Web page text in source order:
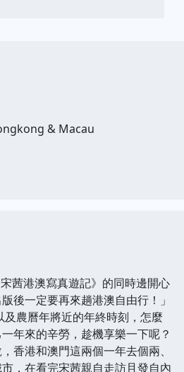
& Macau
港澳寫真遊記》的同時邊開心
後一定要再來趟港澳自由行！」
農曆年將近的年終時刻，怎麼
年來的辛勞，趁機享樂一下呢？
香港和澳門這兩個一年去個兩、
，在看完宋茜親自走訪且發自內